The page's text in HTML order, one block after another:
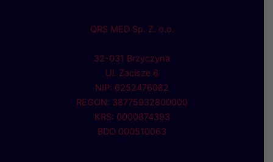
QRS MED Sp. Z. o.o.
32-031 Brzyczyna
Ul. Zacisze 6
NIP: 6252476082
REGON: 38775932800000
KRS: 0000874393
BDO 000510063